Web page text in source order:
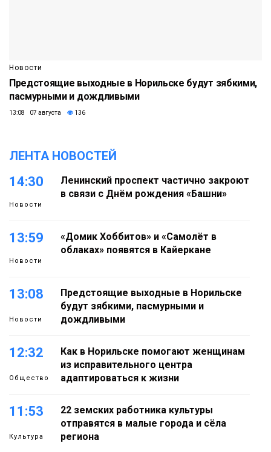
Новости
Предстоящие выходные в Норильске будут зябкими,
пасмурными и дождливыми
13:08 07 августа 136
ЛЕНТА НОВОСТЕЙ
14:30
Новости
Ленинский проспект частично закроют
в связи с Днём рождения «Башни»
13:59
Новости
«Домик Хоббитов» и «Самолёт в
облаках» появятся в Кайеркане
13:08
Новости
Предстоящие выходные в Норильске
будут зябкими, пасмурными и
дождливыми
12:32
Общество
Как в Норильске помогают женщинам
из исправительного центра
адаптироваться к жизни
11:53
Культура
22 земских работника культуры
отправятся в малые города и сёла
региона